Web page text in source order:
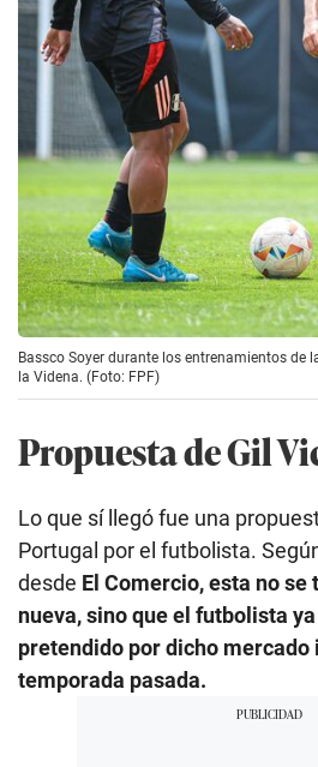
Bassco Soyer durante los entrenamientos de
la Videna. (Foto: FPF)
Propuesta de Gil
Lo que sí llegó fue una
Portugal por el futbolista.
desde El Comercio, esta no
nueva, sino que el futbolista
pretendido por dicho mercado
temporada pasada.